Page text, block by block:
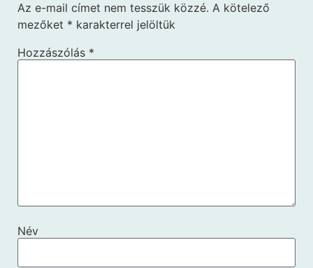
Az e-mail címet nem tesszük közzé. A kötelező
mezőket * karakterrel jelöltük
Hozzászólás *
Név